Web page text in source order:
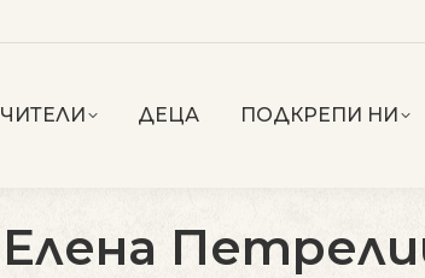
ДЕЦА ПОДКРЕПИ НИ
Елена